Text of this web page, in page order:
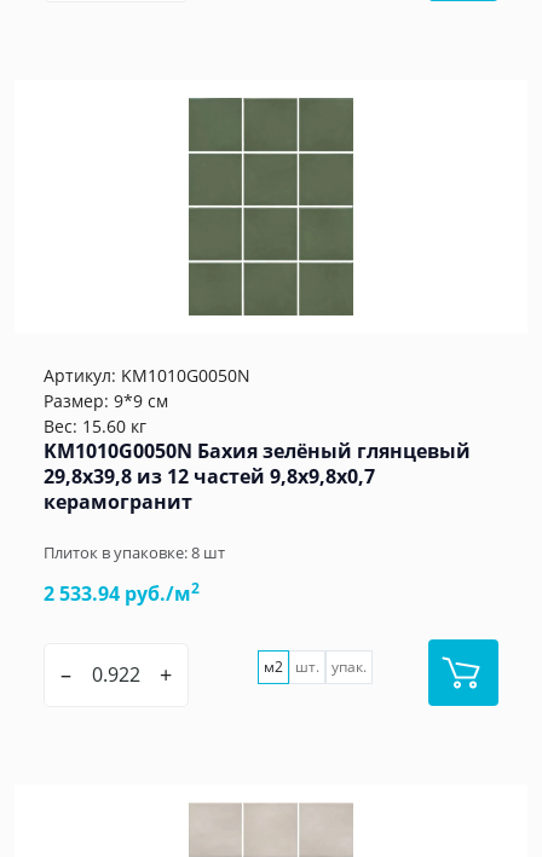
Артикул: KM1010G0050N
Размер: 9*9 см
Вес: 15.60 кг
KM1010G0050N Бахия зелёный глянцевый
29,8х39,8 из 12 частей 9,8x9,8x0,7
керамогранит
Плиток в упаковке:8 шт
2 533.94 руб./м2
– + м2 шт. упак.